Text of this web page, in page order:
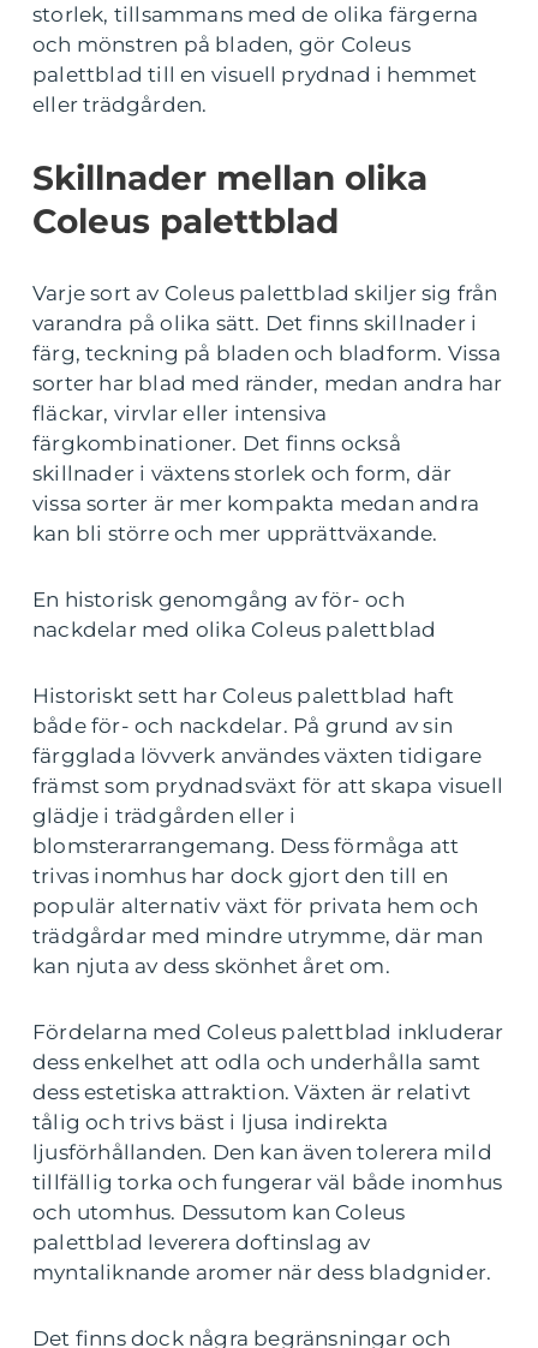
storlek, tillsammans med de olika färgerna
och mönstren på bladen, gör Coleus
palettblad till en visuell prydnad i hemmet
eller trädgården.
Skillnader mellan olika
Coleus palettblad
Varje sort av Coleus palettblad skiljer sig från
varandra på olika sätt. Det finns skillnader i
färg, teckning på bladen och bladform. Vissa
sorter har blad med ränder, medan andra har
fläckar, virvlar eller intensiva
färgkombinationer. Det finns också
skillnader i växtens storlek och form, där
vissa sorter är mer kompakta medan andra
kan bli större och mer upprättväxande.
En historisk genomgång av för- och
nackdelar med olika Coleus palettblad
Historiskt sett har Coleus palettblad haft
både för- och nackdelar. På grund av sin
färgglada lövverk användes växten tidigare
främst som prydnadsväxt för att skapa visuell
glädje i trädgården eller i
blomsterarrangemang. Dess förmåga att
trivas inomhus har dock gjort den till en
populär alternativ växt för privata hem och
trädgårdar med mindre utrymme, där man
kan njuta av dess skönhet året om.
Fördelarna med Coleus palettblad inkluderar
dess enkelhet att odla och underhålla samt
dess estetiska attraktion. Växten är relativt
tålig och trivs bäst i ljusa indirekta
ljusförhållanden. Den kan även tolerera mild
tillfällig torka och fungerar väl både inomhus
och utomhus. Dessutom kan Coleus
palettblad leverera doftinslag av
myntaliknande aromer när dess bladgnider.
Det finns dock några begränsningar och